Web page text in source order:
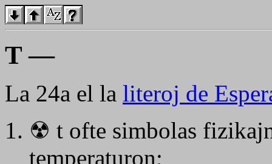
T —
La 24a el la literoj de
☢ t ofte simbolas
temperaturon;